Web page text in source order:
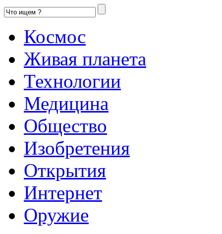
Космос
Живая планета
Технологии
Медицина
Общество
Изобретения
Открытия
Интернет
Оружие